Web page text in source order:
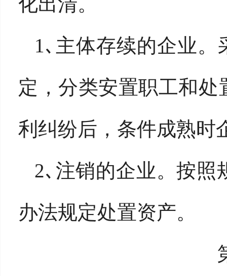
1､主体存续的企业。
定，分类安置职工和
利纠纷后，条件成熟时
2､注销的企业。按照
办法规定处置资产。